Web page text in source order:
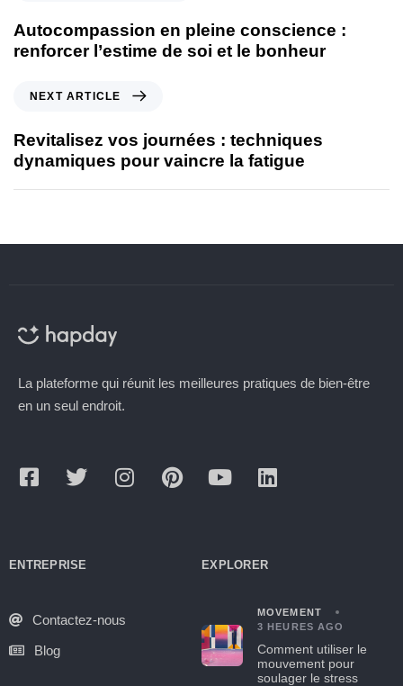
Autocompassion en pleine conscience :
renforcer l’estime de soi et le bonheur
NEXT ARTICLE
Revitalisez vos journées : techniques
dynamiques pour vaincre la fatigue
La plateforme qui réunit les meilleures pratiques de bien-être
en un seul endroit.
ENTREPRISE
Contactez-nous
Blog
EXPLORER
MOVEMENT
3 HEURES AGO
Comment utiliser le
mouvement pour
soulager le stress